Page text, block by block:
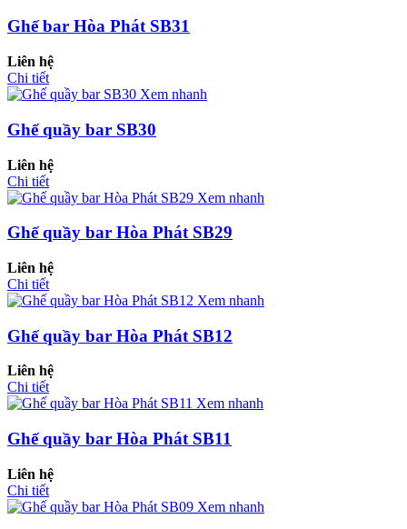
Ghế bar Hòa Phát SB31
Liên hệ
Chi tiết
Xem nhanh
Ghế quầy bar SB30
Liên hệ
Chi tiết
Xem nhanh
Ghế quầy bar Hòa Phát SB29
Liên hệ
Chi tiết
Xem nhanh
Ghế quầy bar Hòa Phát SB12
Liên hệ
Chi tiết
Xem nhanh
Ghế quầy bar Hòa Phát SB11
Liên hệ
Chi tiết
Xem nhanh